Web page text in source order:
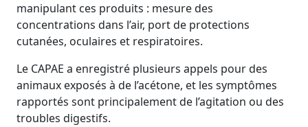
manipulant ces produits : mesure des
concentrations dans l’air, port de protections
cutanées, oculaires et respiratoires.
Le CAPAE a enregistré plusieurs appels pour des
animaux exposés à de l’acétone, et les symptômes
rapportés sont principalement de l’agitation ou des
troubles digestifs.